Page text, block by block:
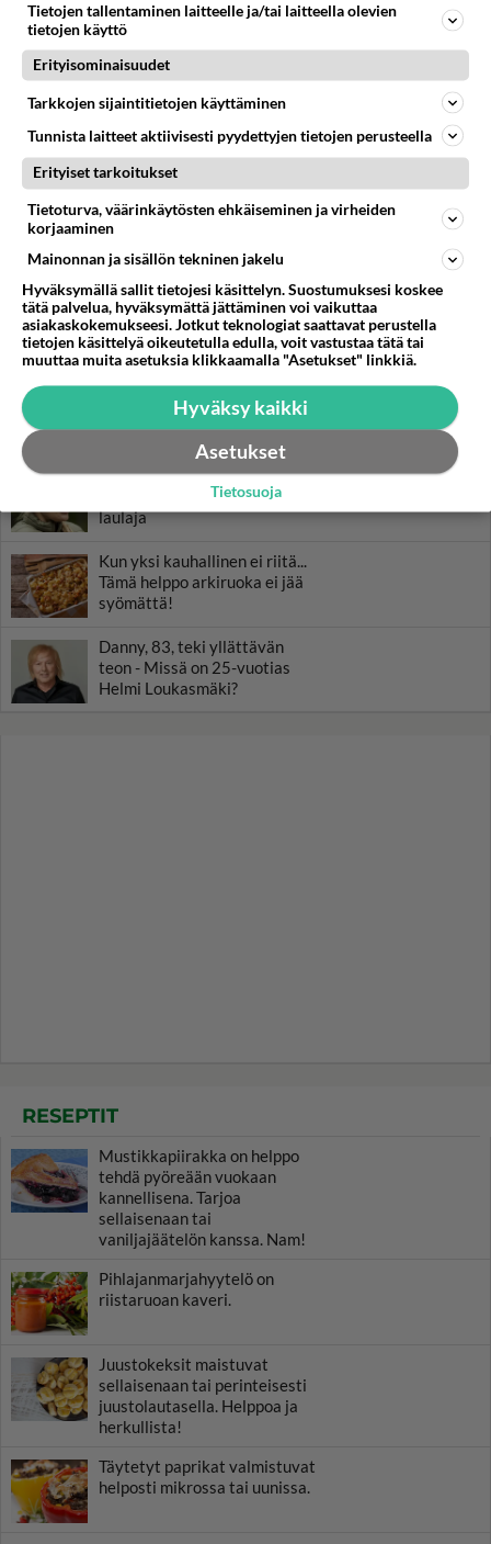
Miesmalli, muusikko Paul Uotila lyö tiskiin
Selviytyjät-saaren kirot: "Mulla oli vaikea
välillä..."
Paul Uotila on yltänyt Selviytyjät Suomi -kisassa kolmen parhaan
joukkoon.
LUETUIMMAT
Muistatko? Kädestä suuhun
elävä Satu sai jättimäisen
rahasalkun Henry-
miljonääriltä
Luetuimmat: Aarne Pelkonen
ja Noora Louhimo vihdoinkin
yhdessä - Tätä moni jo odotti
Tiesitkö? Martina Aitolehden
isäpuoli on tämä suosittu
laulaja
Kun yksi kauhallinen ei riitä...
Tämä helppo arkiruoka ei jää
syömättä!
Danny, 83, teki yllättävän
teon - Missä on 25-vuotias
Helmi Loukasmäki?
RESEPTIT
Mustikkapiirakka on helppo
tehdä pyöreään vuokaan
kannellisena. Tarjoa
sellaisenaan tai
vaniljajäätelön kanssa. Nam!
Pihlajanmarjahyytelö on
riistaruoan kaveri.
Juustokeksit maistuvat
sellaisenaan tai perinteisesti
juustolautasella. Helppoa ja
herkullista!
Täytetyt paprikat valmistuvat
helposti mikrossa tai uunissa.
Tietojen tallentaminen laitteelle ja/tai laitteella olevien
tietojen käyttö
Erityisominaisuudet
Tarkkojen sijaintitietojen käyttäminen
Tunnista laitteet aktiivisesti pyydettyjen tietojen perusteella
Erityiset tarkoitukset
Tietoturva, väärinkäytösten ehkäiseminen ja virheiden
korjaaminen
Mainonnan ja sisällön tekninen jakelu
Hyväksymällä sallit tietojesi käsittelyn. Suostumuksesi koskee
tätä palvelua, hyväksymättä jättäminen voi vaikuttaa
asiakaskokemukseesi. Jotkut teknologiat saattavat perustella
tietojen käsittelyä oikeutetulla edulla, voit vastustaa tätä tai
muuttaa muita asetuksia klikkaamalla "Asetukset" linkkiä.
Hyväksy kaikki
Asetukset
Tietosuoja